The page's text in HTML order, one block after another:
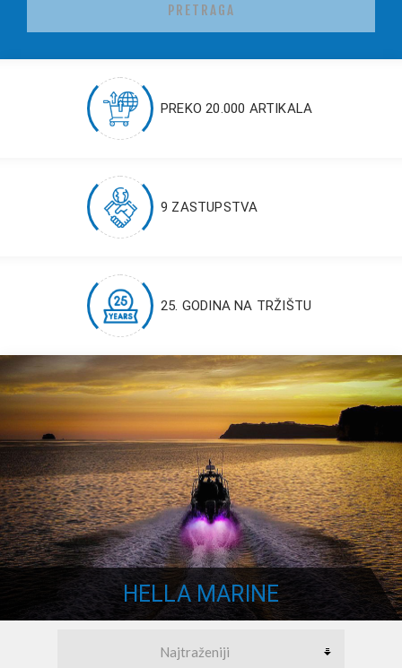
PRETRAGA
PREKO 20.000 ARTIKALA
9 ZASTUPSTVA
25. GODINA NA TRŽIŠTU
HELLA MARINE